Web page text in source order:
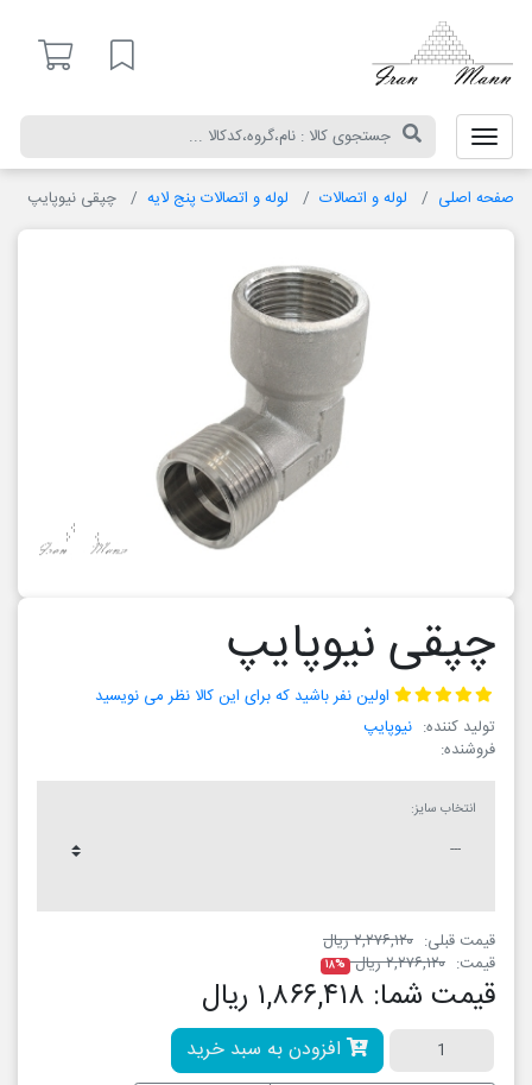
لیست مورد علاقه
صفحه اصلی لوله و اتصالات لوله و اتصالات پنج لایه چپقی نیوپایپ
چپقی نیوپایپ
اولین نفر باشید که برای این کالا نظر می نویسید
تولید کننده: نیوپایپ
فروشنده:
انتخاب سایز:
قیمت قبلی: ۲,۲۷۶,۱۲۰ ریال
قیمت: ۲,۲۷۶,۱۲۰ ریال ۱۸%
قیمت شما: ۱,۸۶۶,۴۱۸ ریال
افزودن به سبد خرید